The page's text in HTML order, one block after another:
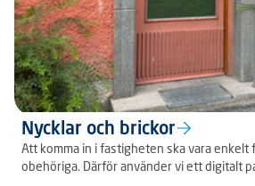
Nycklar och brickor
Att komma in i fastigheten ska vara enkelt
obehöriga. Därför använder vi ett digitalt